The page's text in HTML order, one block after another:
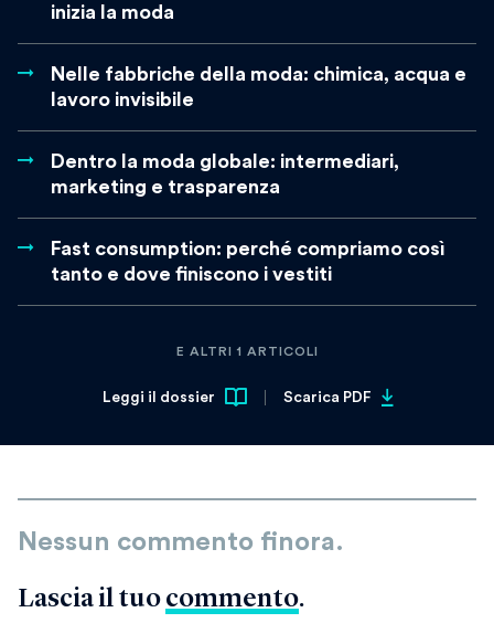
inizia la moda
Nelle fabbriche della moda: chimica, acqua e
lavoro invisibile
Dentro la moda globale: intermediari,
marketing e trasparenza
Fast consumption: perché compriamo così
tanto e dove finiscono i vestiti
E ALTRI 1 ARTICOLI
Leggi il dossier Scarica PDF
Nessun commento finora.
Lascia il tuo commento.